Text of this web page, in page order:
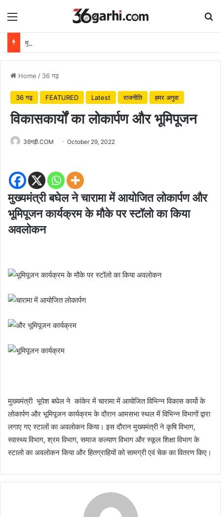
Menu
Home / 36 गढ़
36 गढ़ FEATURED Latest राजनीति हमर अगुवा
विकासकार्यों का लोकार्पण और भूमिपूजन
36गढ़ी.COM October 29, 2022
मुख्यमंत्री बघेल ने चारामा में आयोजित लोकार्पण और
भूमिपूजन कार्यक्रम के मौके पर स्टॉलो का किया
अवलोकन
मुख्यमंत्री भूपेश बघेल ने कांकेर में चारामा में आयोजित विभिन्न विकास कार्यो के
लोकार्पण और भूमिपूजन कार्यक्रम के दौरान आमसभा स्थल में विभिन्न विभागों द्वारा
लगाए गए स्टालों का अवलोकन किया। इस दौरान मुख्यमंत्री ने कृषि विभाग,
स्वास्थ्य विभाग, श्रम विभाग, समाज कल्याण विभाग और स्कूल शिक्षा विभाग के
स्टालो का अवलोकन किया और हितग्राहियों को सामग्री एवं चेक का वितरण किए।